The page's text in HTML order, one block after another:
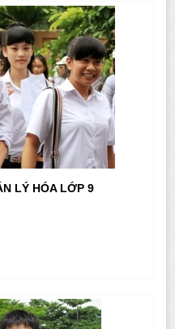
LÝ HÓA LỚP 9